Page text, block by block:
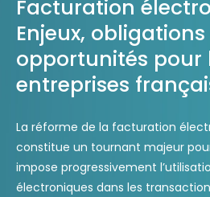
Vos enjeux
Nos data
Notre groupe
Facturation
Enjeux,
opportunités pour
entreprises
La réforme de la facturation
constitue un tournant majeur
impose progressivement
électroniques dans les